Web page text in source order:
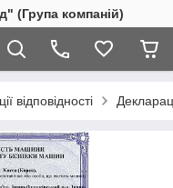
(Група компаній)
відповідності